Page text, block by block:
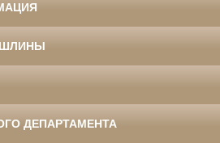
ДЕПАРТАМЕНТА